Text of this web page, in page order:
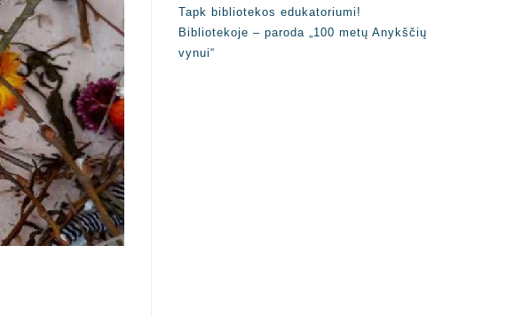
Tapk bibliotekos edukatoriumi!
Bibliotekoje – paroda „100 metų Anykščių
vynui“